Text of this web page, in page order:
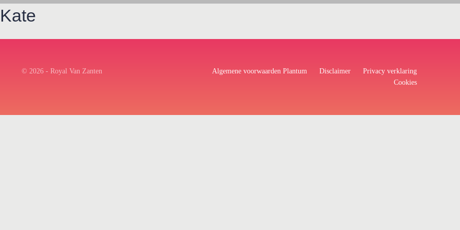
Kate
© 2026 - Royal Van Zanten Algemene voorwaarden Plantum Disclaimer
Privacy verklaring
Cookies